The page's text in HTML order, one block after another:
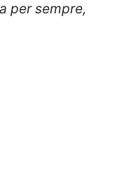
per sempre,